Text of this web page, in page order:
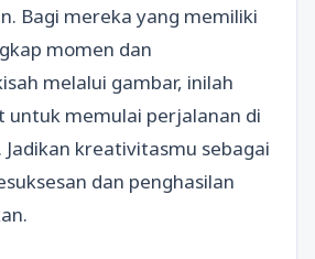
Bagi mereka yang memiliki
momen dan
melalui gambar, inilah
untuk memulai perjalanan di
kreativitasmu sebagai
dan penghasilan